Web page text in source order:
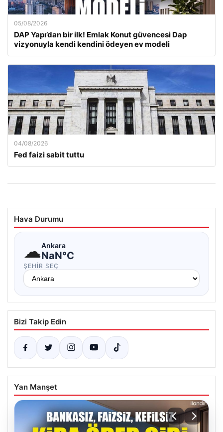
05/08/2026
DAP Yapı’dan bir ilk! Emlak Konut güvencesi Dap
vizyonuyla kendi kendini ödeyen ev modeli
04/08/2026
Fed faizi sabit tuttu
Hava Durumu
☁Ankara
NaN°C
ŞEHIR SEÇ
Bizi Takip Edin
Yan Manşet